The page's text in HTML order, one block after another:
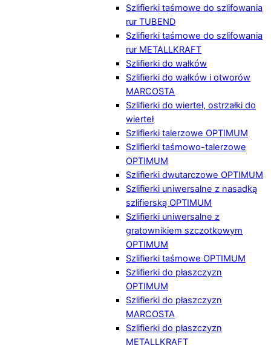
Szlifierki taśmowe do szlifowania
rur TUBEND
Szlifierki taśmowe do szlifowania
rur METALLKRAFT
Szlifierki do wałków
Szlifierki do wałków i otworów
MARCOSTA
Szlifierki do wierteł, ostrzałki do
wierteł
Szlifierki talerzowe OPTIMUM
Szlifierki taśmowo-talerzowe
OPTIMUM
Szlifierki dwutarczowe OPTIMUM
Szlifierki uniwersalne z nasadką
szlifierską OPTIMUM
Szlifierki uniwersalne z
gratownikiem szczotkowym
OPTIMUM
Szlifierki taśmowe OPTIMUM
Szlifierki do płaszczyzn
OPTIMUM
Szlifierki do płaszczyzn
MARCOSTA
Szlifierki do płaszczyzn
METALLKRAFT